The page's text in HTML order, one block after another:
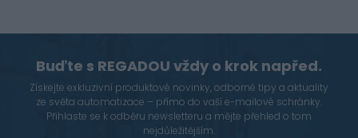
Buďte s REGADOU vždy o krok napřed.
Získejte exkluzivní produktové novinky, odborné tipy a aktuality
ze světa automatizace – přímo do vaší e-mailové schránky.
Přihlaste se k odběru newsletteru a mějte přehled o tom
nejdůležitějším.